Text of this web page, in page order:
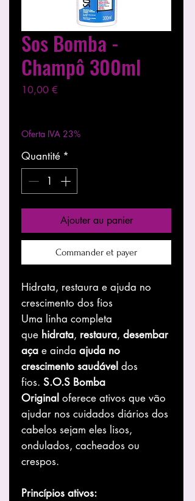
Sos Bomba -
Champô 300ml
10,00 €
Oferta IVA 23%
Quantité *
Ajouter au panier
Commander et payer
Hidrata, restaura e ajuda no
crescimento dos fios
Uma linha completa
que hidrata, restaura, desembar
aça e ainda ajuda no
crescimento saudável dos
fios. S.O.S Bomba
Original oferece ativos que vão
ajudar nos cuidados diários dos
cabelos sejam eles lisos,
ondulados, cacheados ou
crespos.
Princípios ativos: